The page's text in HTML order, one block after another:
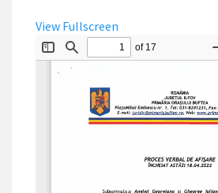
View Fullscreen